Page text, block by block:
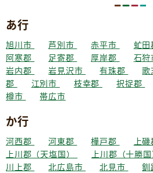
あ行
旭川市 芦別市 赤平市 虻田
阿寒郡
足寄郡 厚岸郡 石狩
岩内郡
岩見沢市 有珠郡 歌
郡
江別市 枝幸郡 択捉郡
樽市
帯広市
か行
河西郡 河東郡 樺戸郡 上
上川郡（天塩国）
上川郡（十勝国
川上郡
北広島市 北見市 釧